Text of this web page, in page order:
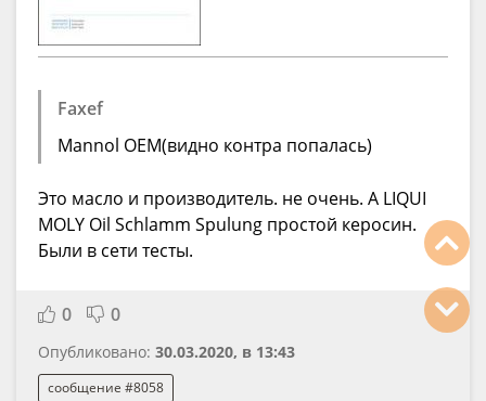
Faxef
Mannol OEM(видно контра попалась)
Это масло и производитель. не очень. А LIQUI
MOLY Oil Schlamm Spulung простой керосин.
Были в сети тесты.
0 0
Опубликовано: 30.03.2020, в 13:43
сообщение #8058